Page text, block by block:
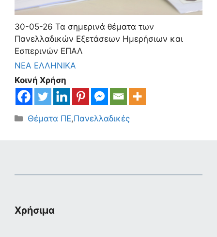
30-05-26 Τα σημερινά θέματα των
Πανελλαδικών Εξετάσεων Ημερήσιων και
Εσπερινών ΕΠΑΛ
ΝΕΑ ΕΛΛΗΝΙΚΑ
Κοινή Χρήση
Κατηγορίες
Θέματα ΠΕ,Πανελλαδικές
Χρήσιμα